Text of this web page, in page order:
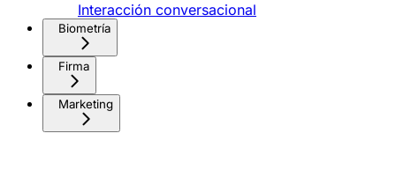
Interacción conversacional
Biometría
Firma
Marketing